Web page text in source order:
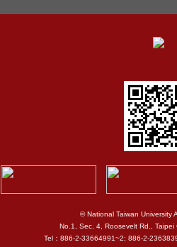
© National Taiwan University
No.1, Sec. 4, Roosevelt Rd., Taipei
Tel：886-2-33664991~2; 886-2-